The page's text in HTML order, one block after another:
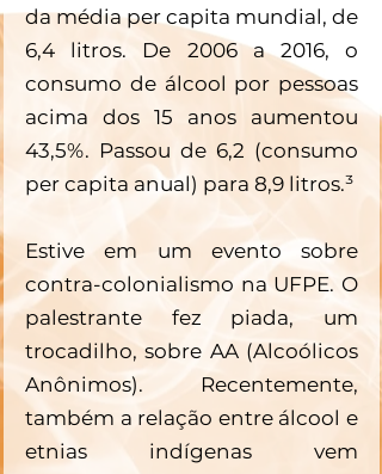
da média per capita mundial, de
6,4 litros. De 2006 a 2016, o
consumo de álcool por pessoas
acima dos 15 anos aumentou
43,5%. Passou de 6,2 (consumo
per capita anual) para 8,9 litros.³
Estive em um evento sobre
contra-colonialismo na UFPE. O
palestrante fez piada, um
trocadilho, sobre AA (Alcoólicos
Anônimos). Recentemente,
também a relação entre álcool e
etnias indígenas vem